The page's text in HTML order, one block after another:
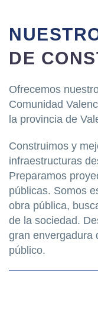
DE
Ofrecemos
Comunidad
la provincia de
Construimos y
infraestructuras
Preparamos
públicas. Somos
obra pública,
de la sociedad.
gran envergadura
público.